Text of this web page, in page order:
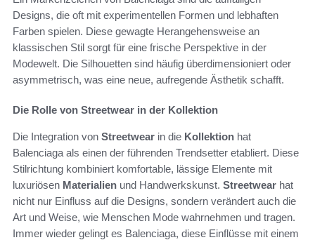
Designs, die oft mit experimentellen Formen und lebhaften
Farben spielen. Diese gewagte Herangehensweise an
klassischen Stil sorgt für eine frische Perspektive in der
Modewelt. Die Silhouetten sind häufig überdimensioniert oder
asymmetrisch, was eine neue, aufregende Ästhetik schafft.
Die Rolle von Streetwear in der Kollektion
Die Integration von Streetwear in die Kollektion hat
Balenciaga als einen der führenden Trendsetter etabliert. Diese
Stilrichtung kombiniert komfortable, lässige Elemente mit
luxuriösen Materialien und Handwerkskunst. Streetwear hat
nicht nur Einfluss auf die Designs, sondern verändert auch die
Art und Weise, wie Menschen Mode wahrnehmen und tragen.
Immer wieder gelingt es Balenciaga, diese Einflüsse mit einem